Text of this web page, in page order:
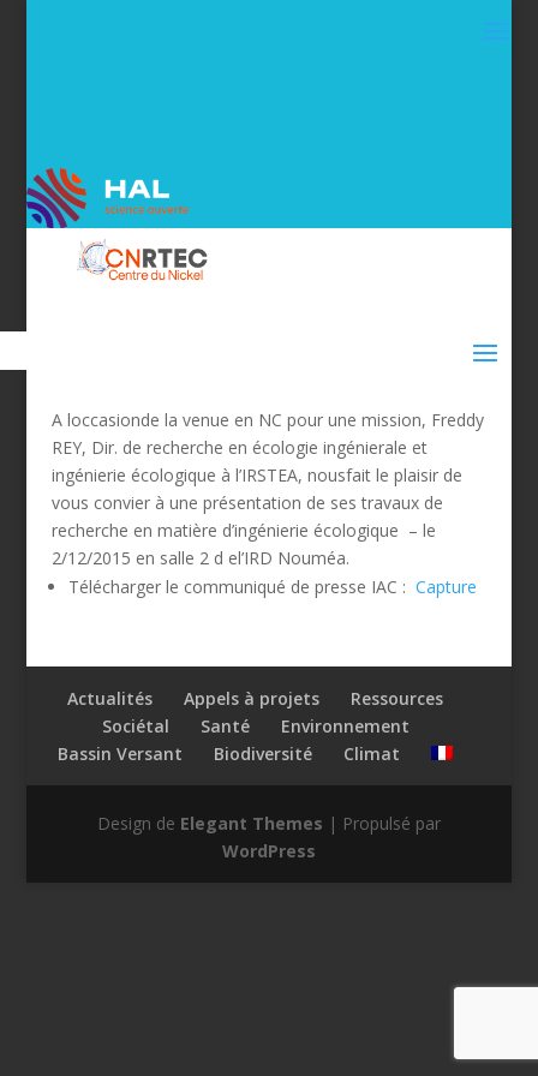
A loccasionde la venue en NC pour une mission, Freddy
REY, Dir. de recherche en écologie ingénierale et
ingénierie écologique à l’IRSTEA, nousfait le plaisir de
vous convier à une présentation de ses travaux de
recherche en matière d’ingénierie écologique – le
2/12/2015 en salle 2 d el’IRD Nouméa.
Télécharger le communiqué de presse IAC : Capture
Actualités Appels à projets
Ressources
Sociétal
Santé
Environnement
Bassin Versant
Biodiversité Climat
Design de Elegant Themes | Propulsé par
WordPress